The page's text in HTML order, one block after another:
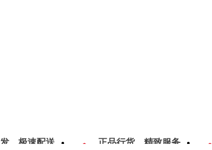
，极速配送 正品行货，精致服务